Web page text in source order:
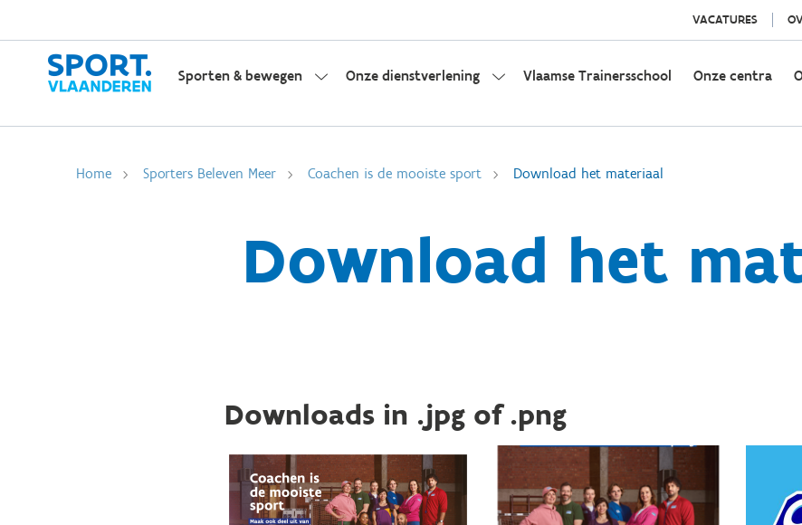
VACATURES
Sporten & bewegen Onze dienstverlening Vlaamse Trainersschool Onze centra
Home Sporters Beleven Meer Coachen is de mooiste sport Download het materiaal
Download het
Downloads in .jpg of .png